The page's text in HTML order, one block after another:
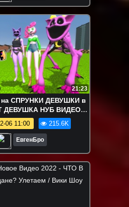
21:23
СПРУНКИ ДЕВУШКИ в
ДЕВУШКА НУБ ВИДЕО
SPRUNKI
06 11:00 215.6K
ЕвгенБро